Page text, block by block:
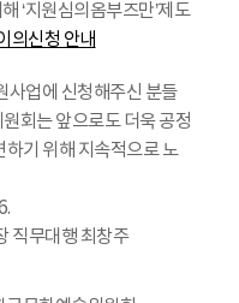
‘지원심의옴부즈만’제도
의신청 안내
사업에 신청해주신 분들
회는 앞으로도 더욱 공정
하기 위해 지속적으로 노
직무대행 최창주